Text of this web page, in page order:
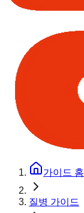
가이드 홈
질병 가이드